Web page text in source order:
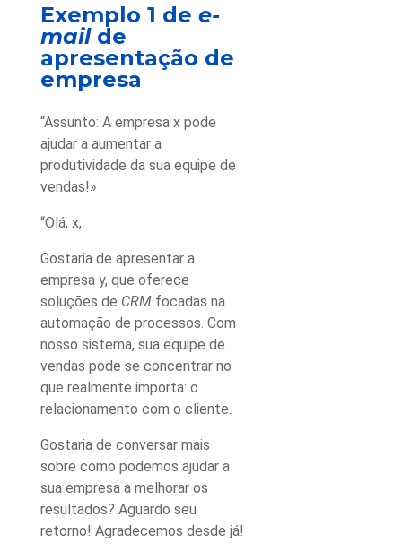
Exemplo 1 de e-
mail de
apresentação de
empresa
“Assunto: A empresa x pode
ajudar a aumentar a
produtividade da sua equipe de
vendas!»
“Olá, x,
Gostaria de apresentar a
empresa y, que oferece
soluções de CRM focadas na
automação de processos. Com
nosso sistema, sua equipe de
vendas pode se concentrar no
que realmente importa: o
relacionamento com o cliente.
Gostaria de conversar mais
sobre como podemos ajudar a
sua empresa a melhorar os
resultados? Aguardo seu
retorno! Agradecemos desde já!